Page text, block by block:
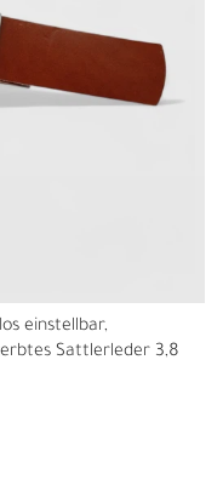
einstellbar,
Sattlerleder 3,8